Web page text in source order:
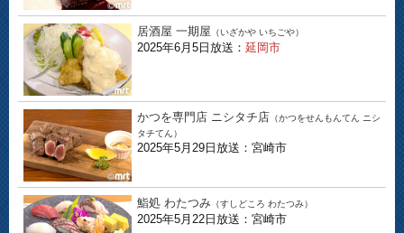
居酒屋 一期屋 （いざかや いちごや）
2025年6月5日放送： 延岡市
かつを専門店 ニシタチ店 （かつをせんもんてん ニシ
タチてん）
2025年5月29日放送：宮崎市
鮨処 わたつみ （すしどころ わたつみ）
2025年5月22日放送：宮崎市